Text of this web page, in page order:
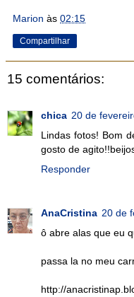
Marion às 02:15
Compartilhar
15 comentários:
chica 20 de
Lindas fotos! Bom
gosto de
Responder
AnaCristina 20 de
ô abre alas que eu
passa la no meu
http://